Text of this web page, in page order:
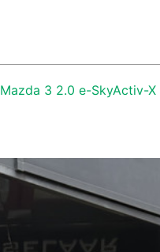
Mazda 3 2.0 e-SkyActiv-